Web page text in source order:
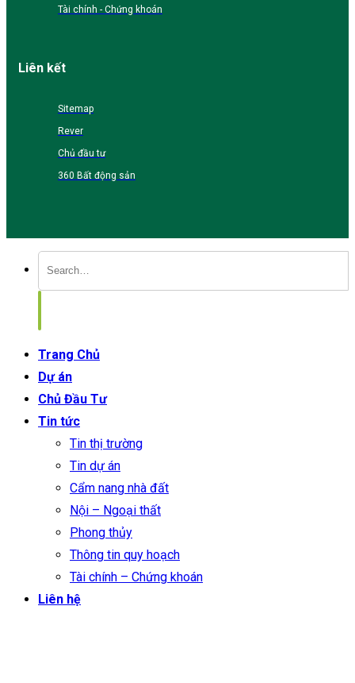
Tài chính - Chứng khoán
Liên kết
Sitemap
Rever
Chủ đầu tư
360 Bất động sản
Trang Chủ
Dự án
Chủ Đầu Tư
Tin tức
Tin thị trường
Tin dự án
Cẩm nang nhà đất
Nội – Ngoại thất
Phong thủy
Thông tin quy hoạch
Tài chính – Chứng khoán
Liên hệ